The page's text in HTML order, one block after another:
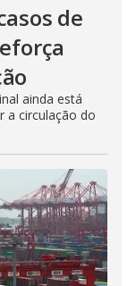
de
ainda está
a circulação do